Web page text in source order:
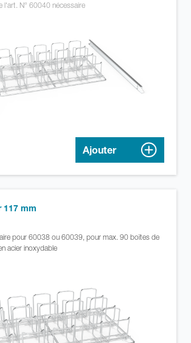
l'art. N° 60040 nécessaire
Ajouter
117 mm
pour 60038 ou 60039, pour max. 90 boîtes de
acier inoxydable